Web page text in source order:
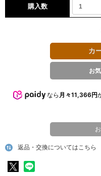
購入数
なら 月々11,366円
返品・交換についてはこちら